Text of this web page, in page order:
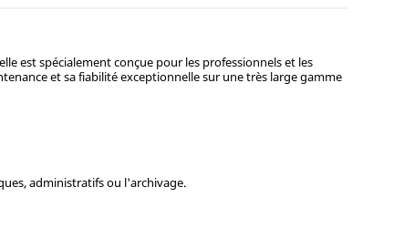
est spécialement conçue pour les professionnels et les
et sa fiabilité exceptionnelle sur une très large gamme
administratifs ou l'archivage.